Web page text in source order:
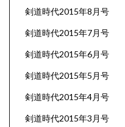
剣道時代2015年8月号
剣道時代2015年7月号
剣道時代2015年6月号
剣道時代2015年5月号
剣道時代2015年4月号
剣道時代2015年3月号